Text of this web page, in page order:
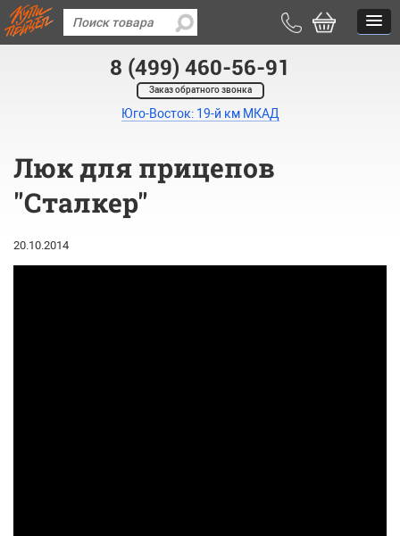
8 (499) 460-56-91
Заказ обратного звонка
Юго-Восток: 19-й км МКАД
Люк для прицепов
"Сталкер"
20.10.2014